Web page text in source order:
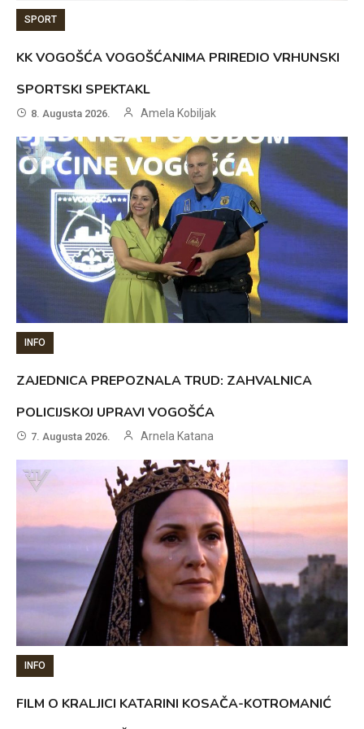
SPORT
KK VOGOŠĆA VOGOŠĆANIMA PRIREDIO VRHUNSKI
SPORTSKI SPEKTAKL
8. Augusta 2026. Amela Kobiljak
INFO
ZAJEDNICA PREPOZNALA TRUD: ZAHVALNICA
POLICIJSKOJ UPRAVI VOGOŠĆA
7. Augusta 2026. Arnela Katana
INFO
FILM O KRALJICI KATARINI KOSAČA-KOTROMANIĆ